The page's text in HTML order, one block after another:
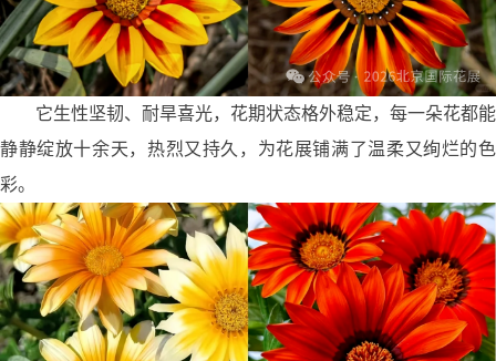
它生性坚韧、耐旱喜光，花期状态格外稳定，每一朵花都能
静静绽放十余天，热烈又持久，为花展铺满了温柔又绚烂的色
彩。